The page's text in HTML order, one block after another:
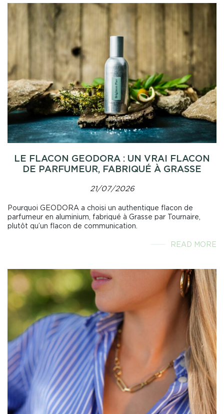
LE FLACON GEODORA : UN VRAI FLACON
DE PARFUMEUR, FABRIQUÉ À GRASSE
21/07/2026
Pourquoi GEODORA a choisi un authentique flacon de
parfumeur en aluminium, fabriqué à Grasse par Tournaire,
plutôt qu’un flacon de communication.
READ MORE